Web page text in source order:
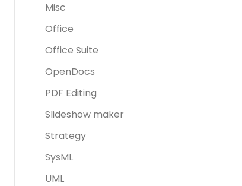
Misc
Office
Office Suite
OpenDocs
PDF Editing
Slideshow maker
Strategy
SysML
UML